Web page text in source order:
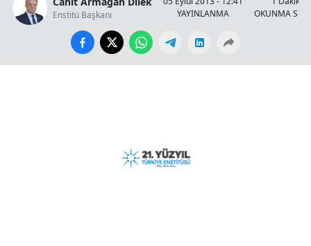
Enstitü Başkanı
YAYINLANMA
OKUNMA